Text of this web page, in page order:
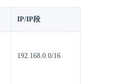
IP/IP段
192.168.0.0/16